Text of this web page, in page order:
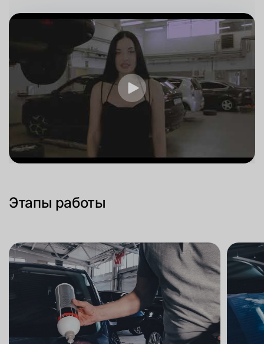
Этапы работы